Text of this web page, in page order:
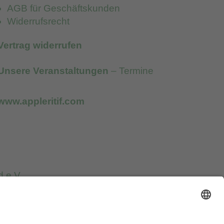
AGB für Geschäftskunden
Widerrufsrecht
widerrufen
Veranstaltungen – Termine